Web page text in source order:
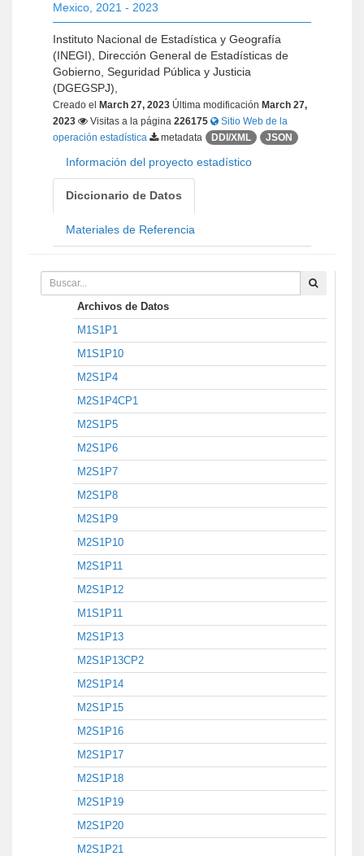
Mexico 2021 - 2023
Instituto Nacional de Estadística y Geografía
(INEGI), Dirección General de Estadísticas de
Gobierno, Seguridad Pública y Justicia
(DGEGSPJ),
Creado el March 27, 2023 Última modificación March 27,
2023
Visitas a la página 226175
Sitio Web de la
operación estadística
metadata DDI/XML JSON
Información del proyecto estadístico
Diccionario de Datos
Materiales de Referencia
Archivos de Datos
M1S1P1
M1S1P10
M2S1P4
M2S1P4CP1
M2S1P5
M2S1P6
M2S1P7
M2S1P8
M2S1P9
M2S1P10
M2S1P11
M2S1P12
M1S1P11
M2S1P13
M2S1P13CP2
M2S1P14
M2S1P15
M2S1P16
M2S1P17
M2S1P18
M2S1P19
M2S1P20
M2S1P21